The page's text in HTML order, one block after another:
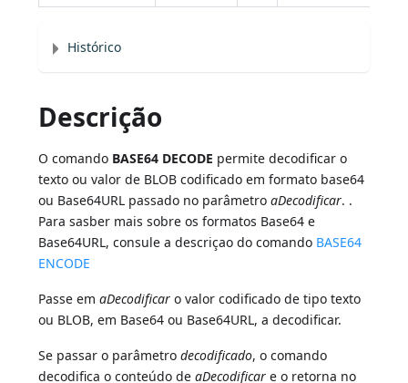
Histórico
Descrição
O comando BASE64 DECODE permite decodificar o
texto ou valor de BLOB codificado em formato base64
ou Base64URL passado no parâmetroaDecodificar. .
Para sasber mais sobre os formatos Base64 e
Base64URL, consule a descriçao do comando BASE64
ENCODE
Passe emaDecodificar o valor codificado de tipo texto
ou BLOB, em Base64 ou Base64URL, a decodificar.
Se passar o parâmetrodecodificado, o comando
decodifica o conteúdo deaDecodificar e o retorna no